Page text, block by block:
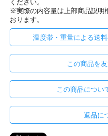
ください。
※実際の内容量は上部商品説明
おります。
温度帯・重量による送
この商品を
この商品につい
返品に